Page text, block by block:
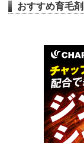
おすすめ育毛